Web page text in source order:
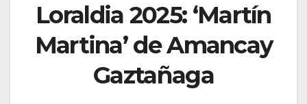
Loraldia 2025: ‘Martín
Martina’ de Amancay
Gaztañaga